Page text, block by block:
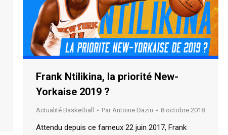
Frank Ntilikina, la priorité New-
Yorkaise 2019 ?
Actualité Basketball Par Antoine Dazin 8 octobre 2018
Attendu depuis ce fameux 22 juin 2017, Frank